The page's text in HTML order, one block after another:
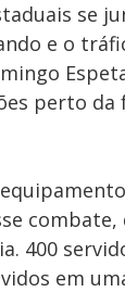
se
e o
perto
combate,
400
em